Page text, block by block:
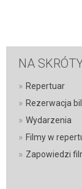
NA
» Repertuar
» Rezerwacja
» Wydarzenia
» Filmy w
» Zapowiedzi